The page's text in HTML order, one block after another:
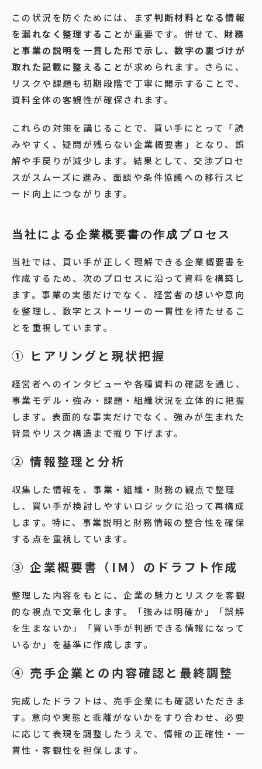
この状況を防ぐためには、まず判断材料となる情報
を漏れなく整理すること が重要です。併せて、財務
と事業の説明を一貫した形で示し、数字の裏づけが
取れた記載に整えること が求められます。さらに、
リスクや課題も初期段階で丁寧に開示することで、
資料全体の客観性が確保されます。
これらの対策を講じることで、買い手にとって「読
みやすく、疑問が残らない企業概要書」となり、誤
解や手戻りが減少します。結果として、交渉プロセ
スがスムーズに進み、面談や条件協議への移行スピ
ード向上につながります。
当社による企業概要書の作成プロセス
当社では、買い手が正しく理解できる企業概要書を
作成するため、次のプロセスに沿って資料を構築し
ます。事業の実態だけでなく、経営者の想いや意向
を整理し、数字とストーリーの一貫性を持たせるこ
とを重視しています。
① ヒアリングと現状把握
経営者へのインタビューや各種資料の確認を通じ、
事業モデル・強み・課題・組織状況を立体的に把握
します。表面的な事実だけでなく、強みが生まれた
背景やリスク構造まで掘り下げます。
② 情報整理と分析
収集した情報を、事業・組織・財務の観点で整理
し、買い手が検討しやすいロジックに沿って再構成
します。特に、事業説明と財務情報の整合性を確保
する点を重視しています。
③ 企業概要書（IM）のドラフト作成
整理した内容をもとに、企業の魅力とリスクを客観
的な視点で文章化します。「強みは明確か」「誤解
を生まないか」「買い手が判断できる情報になって
いるか」を基準に作成します。
④ 売手企業との内容確認と最終調整
完成したドラフトは、売手企業にも確認いただきま
す。意向や実態と乖離がないかをすり合わせ、必要
に応じて表現を調整したうえで、情報の正確性・一
貫性・客観性を担保します。